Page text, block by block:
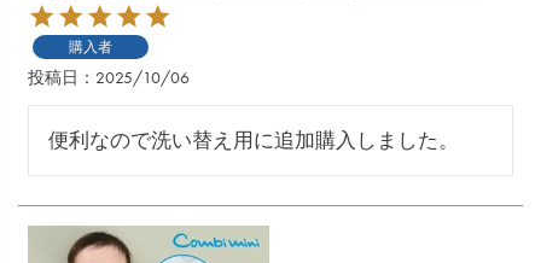
購入者
投稿日 2025/10/06
便利なので洗い替え用に追加購入しました。